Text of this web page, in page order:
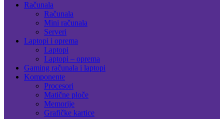
Računala
Računala
Mini računala
Serveri
Laptopi i oprema
Laptopi
Laptopi – oprema
Gaming računala i laptopi
Komponente
Procesori
Matične ploče
Memorije
Grafičke kartice